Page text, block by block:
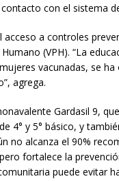
con el sistema
a controles
(VPH). “La
vacunadas, se
agrega.
Gardasil 9,
4° y 5° básico, y
no alcanza el 90%
fortalece la
puede evitar